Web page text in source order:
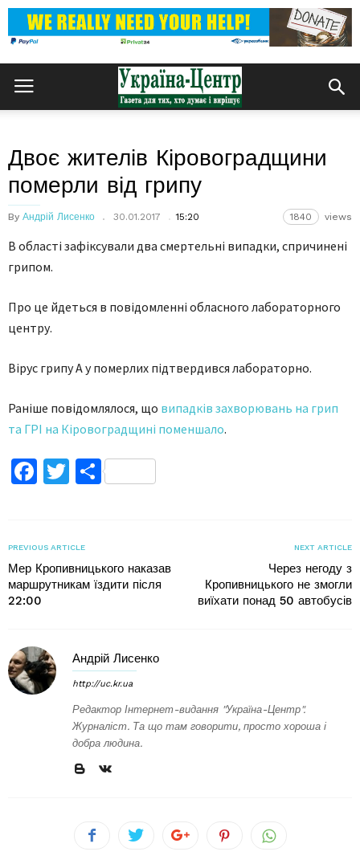
Двоє жителів Кіровоградщини
померли від грипу
By Андрій Лисенко 30.01.2017 15:20 1840 views
В області зафіксували два смертельні випадки, спричинені
грипом.
Про це йдеться в повідомленні обласного лабораторного
центру.
Вірус грипу А у померлих підтвердився лабораторно.
Раніше повідомлялося, що випадків захворювань на грип
та ГРІ на Кіровоградщині поменшало.
Facebook
TwitterПоділитися
PREVIOUS ARTICLE
Мер Кропивницького наказав
маршрутникам їздити після
22:00
NEXT ARTICLE
Через негоду з
Кропивницького не змогли
виїхати понад 50 автобусів
Андрій Лисенко
http://uc.kr.ua
Редактор Інтернет-видання "Україна-Центр".
Журналіст. Та що там говорити, просто хороша і
добра людина.